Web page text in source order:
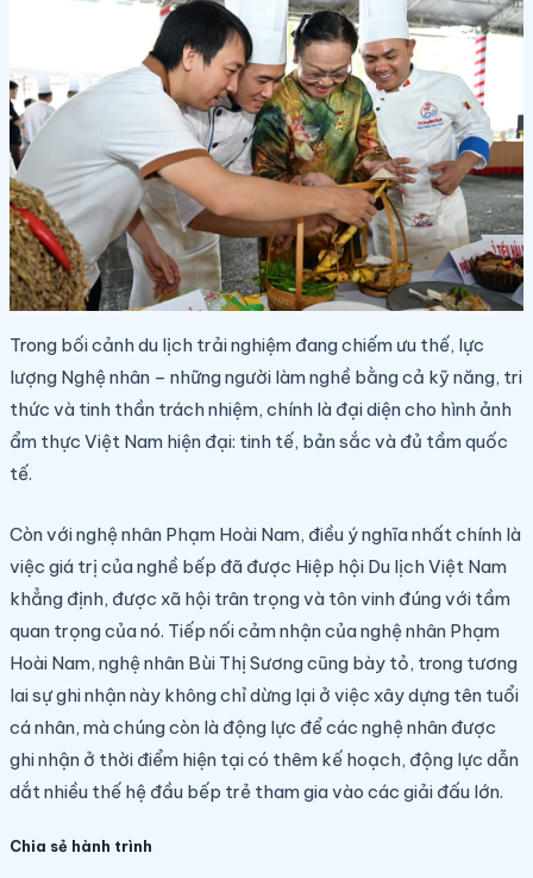
Trong bối cảnh du lịch trải nghiệm đang chiếm ưu thế, lực
lượng Nghệ nhân – những người làm nghề bằng cả kỹ năng, tri
thức và tinh thần trách nhiệm, chính là đại diện cho hình ảnh
ẩm thực Việt Nam hiện đại: tinh tế, bản sắc và đủ tầm quốc
tế.
Còn với nghệ nhân Phạm Hoài Nam, điều ý nghĩa nhất chính là
việc giá trị của nghề bếp đã được Hiệp hội Du lịch Việt Nam
khẳng định, được xã hội trân trọng và tôn vinh đúng với tầm
quan trọng của nó. Tiếp nối cảm nhận của nghệ nhân Phạm
Hoài Nam, nghệ nhân Bùi Thị Sương cũng bày tỏ, trong tương
lai sự ghi nhận này không chỉ dừng lại ở việc xây dựng tên tuổi
cá nhân, mà chúng còn là động lực để các nghệ nhân được
ghi nhận ở thời điểm hiện tại có thêm kế hoạch, động lực dẫn
dắt nhiều thế hệ đầu bếp trẻ tham gia vào các giải đấu lớn.
Chia sẻ hành trình